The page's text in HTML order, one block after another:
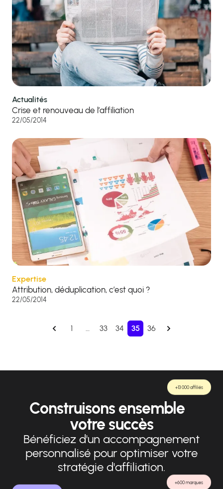
Actualités
Crise et renouveau de l’affiliation
22/05/2014
Expertise
Attribution, déduplication, c’est quoi ?
22/05/2014
1 33 34 35 36
+600 marques
+13 000 affiliés
Construisons ensemble
votre succès
Bénéficiez d'un accompagnement
personnalisé pour optimiser votre
stratégie d'affiliation.